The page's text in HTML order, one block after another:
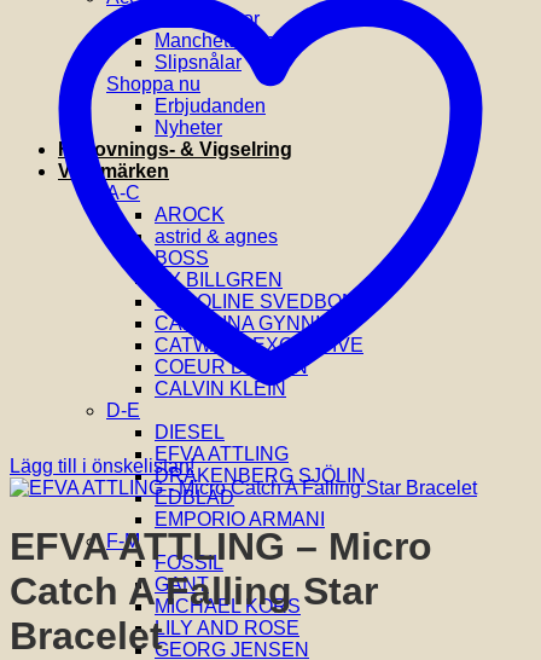
Hårklämmor
Manchettknappar
Slipsnålar
Shoppa nu
Erbjudanden
Nyheter
Förlovnings- & Vigselring
Varumärken
A-C
AROCK
astrid & agnes
BOSS
BY BILLGREN
CAROLINE SVEDBOM
CAROLINA GYNNING
CATWALK EXCLUSIVE
COEUR DE LION
CALVIN KLEIN
D-E
DIESEL
EFVA ATTLING
DRAKENBERG SJÖLIN
EDBLAD
EMPORIO ARMANI
F-M
FOSSIL
GANT
MICHAEL KORS
LILY AND ROSE
GEORG JENSEN
Lägg till i önskelistan!
EFVA ATTLING – Micro
Catch A Falling Star
Bracelet